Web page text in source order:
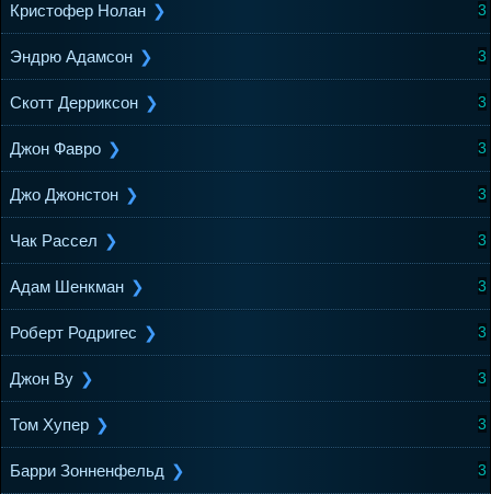
Кристофер Нолан 3
Эндрю Адамсон 3
Скотт Дерриксон 3
Джон Фавро 3
Джо Джонстон 3
Чак Рассел 3
Адам Шенкман 3
Роберт Родригес 3
Джон Ву 3
Том Хупер 3
Барри Зонненфельд 3